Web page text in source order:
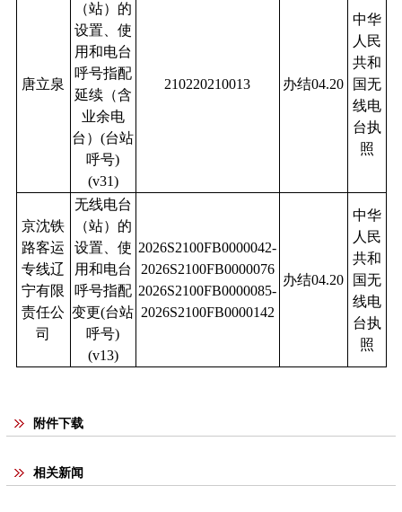
唐立泉
（站）的
设置、使
用和电台
呼号指配
延续（含
业余电
台）(台站
呼号)
(v31)
210220210013 办结04.20
中华
人民
共和
国无
线电
台执
照
京沈铁
路客运
专线辽
宁有限
责任公
司
无线电台
（站）的
设置、使
用和电台
呼号指配
变更(台站
呼号)
(v13)
2026S2100FB0000042-
2026S2100FB0000076
2026S2100FB0000085-
2026S2100FB0000142
办结04.20
中华
人民
共和
国无
线电
台执
照
附件下载
相关新闻